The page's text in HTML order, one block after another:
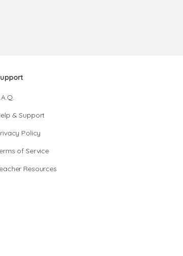
& Support
Policy
of Service
Resources